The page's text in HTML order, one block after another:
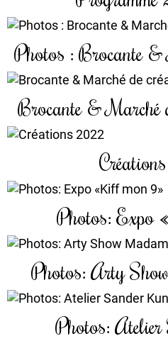
Photos : Brocante &
Brocante &
Photos: Expo
Photos: Arty
Photos: